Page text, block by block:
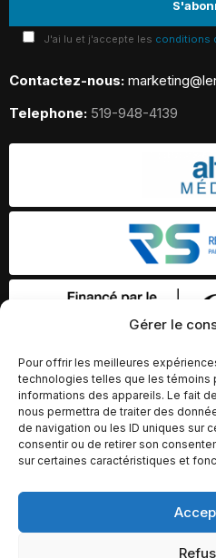
Gérer le
Pour offrir les meilleures
technologies telles que les témoins
informations des appareils. Le fait
nous permettra de traiter des
de navigation ou les ID uniques sur
consentir ou de retirer son
sur certaines caractéristiques et
J'ai lu et j'accepte les conditions
Contactez-nous:
Telephone: 519-948-4139
© Copyright 2026 – Altomédia Inc
Ce site internet a été conçu et